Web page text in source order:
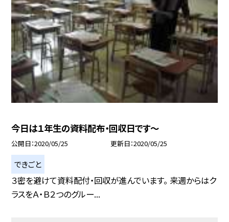
今日は１年生の資料配布・回収日です〜
公開日 2020/05/25 更新日 2020/05/25
できごと
３密を避けて資料配付・回収が進んでいます。 来週からはク
ラスをＡ・Ｂ２つのグルー...